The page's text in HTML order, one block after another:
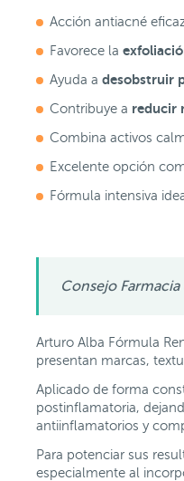
Acción antiacné
Favorece la
Ayuda a desobstruir
Contribuye a reducir
Combina activos
Excelente opción
Fórmula intensiva
Consejo
Arturo Alba Fórmula
presentan marcas,
Aplicado de forma
postinflamatoria,
antiinflamatorios y
Para potenciar sus
especialmente al